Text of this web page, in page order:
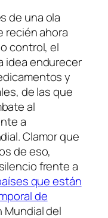
de una ola
recién ahora
control, el
idea endurecer
y
de las que
al
a
Clamor que
de eso,
frente a
que están
de
Mundial del